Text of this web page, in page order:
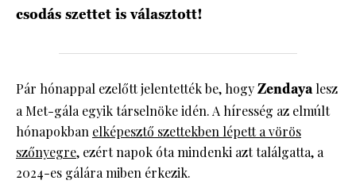
csodás szettet is választott!
Pár hónappal ezelőtt jelentették be, hogyZendayalesz
a Met-gála egyik társelnöke idén. A híresség az elmúlt
hónapokban elképesztő szettekben lépett a vörös
szőnyegre, ezért napok óta mindenki azt találgatta, a
2024-es gálára miben érkezik.